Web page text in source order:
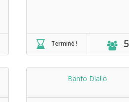
Terminé ! 5
Banfo Diallo